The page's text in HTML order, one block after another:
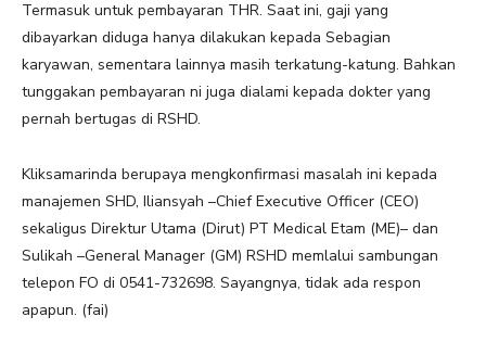
Termasuk untuk pembayaran THR. Saat ini, gaji yang
dibayarkan diduga hanya dilakukan kepada Sebagian
karyawan, sementara lainnya masih terkatung-katung. Bahkan
tunggakan pembayaran ni juga dialami kepada dokter yang
pernah bertugas di RSHD.
Kliksamarinda berupaya mengkonfirmasi masalah ini kepada
manajemen SHD, Iliansyah –Chief Executive Officer (CEO)
sekaligus Direktur Utama (Dirut) PT Medical Etam (ME)– dan
Sulikah –General Manager (GM) RSHD memlalui sambungan
telepon FO di 0541-732698. Sayangnya, tidak ada respon
apapun. (fai)